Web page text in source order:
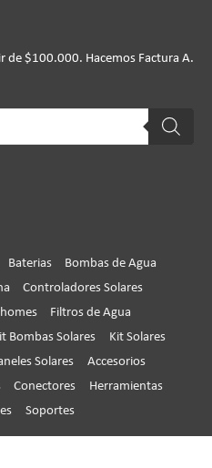
de $100.000. Hacemos Factura A.
Baterias
Bombas de Agua
Controladores Solares
Filtros de Agua
Bombas Solares
Kit Solares
Solares
Accesorios
Conectores
Herramientas
Soportes